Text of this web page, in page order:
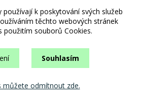
k poskytování svých služeb
těchto webových stránek
použitím souborů Cookies.
Souhlasím
můžete odmítnout zde.